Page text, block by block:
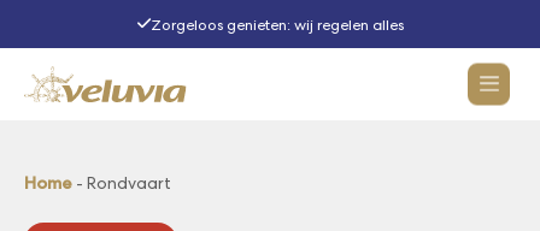
Activiteiten
Zorgeloos genieten: wij regelen alles
Home - Rondvaart